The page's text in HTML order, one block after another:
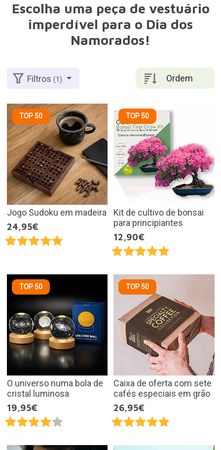
Escolha uma peça de vestuário
imperdível para o Dia dos
Namorados!
Ordem
Filtros(1)
TOP 50
Jogo Sudoku em madeira
24,95€
TOP 50
Kit de cultivo de bonsai
para principiantes
12,90€
TOP 50
O universo numa bola de
cristal luminosa
19,95€
TOP 50
Caixa de oferta com sete
cafés especiais em grão
26,95€